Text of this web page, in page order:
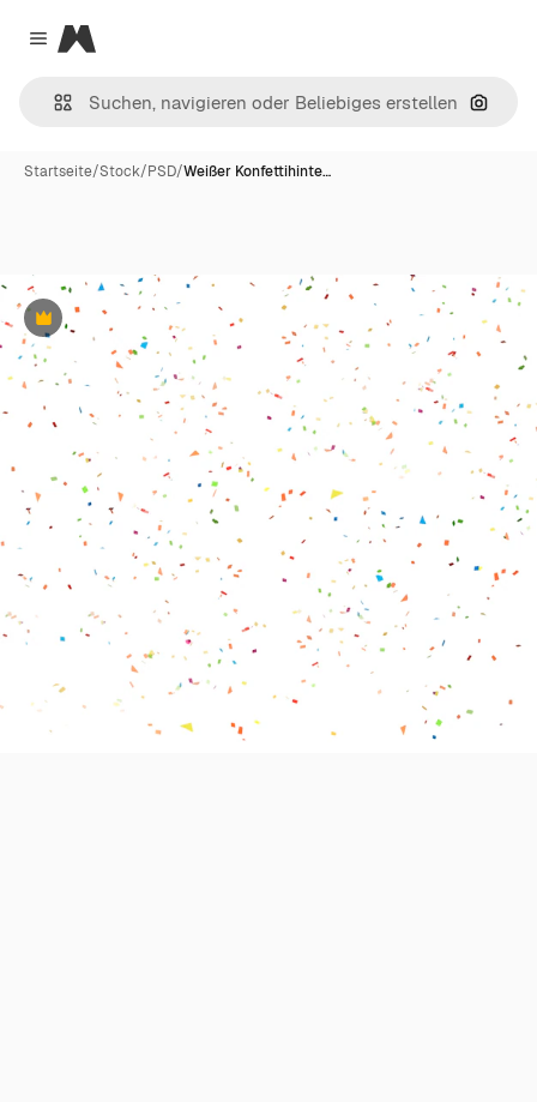
Close menu
Magnific
Nach
Startseite/Stock/PSD/Weißer Konfettihinte…
Premium